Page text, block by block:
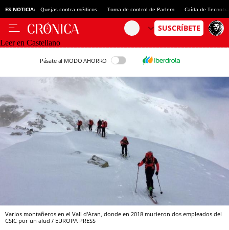
ES NOTICIA: Quejas contra médicos Toma de control de Parlem Caída de
Leer en Castellano
Pásate al MODO AHORRO
Varios montañeros en el Vall d'Aran, donde en 2018 murieron dos empleados del
CSIC por un alud / EUROPA PRESS